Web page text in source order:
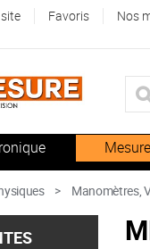
Favoris Nos
> Manomètres,